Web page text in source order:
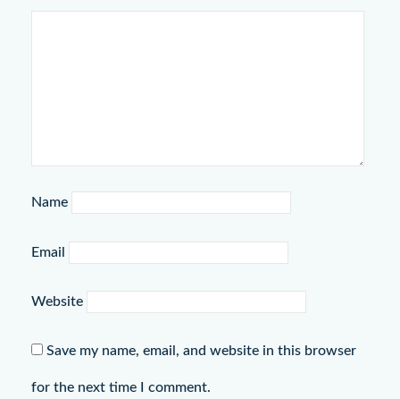
Name
Email
Website
Save my name, email, and website in this browser
for the next time I comment.